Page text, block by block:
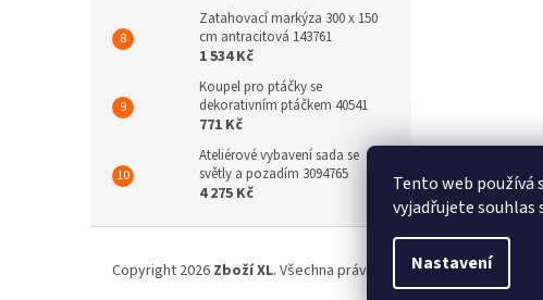
Tento web používá
vyjadřujete souhlas
Nastavení
Zatahovací markýza 300 x 150
cm antracitová 143761
1 534 Kč
Koupel pro ptáčky se
dekorativním ptáčkem 40541
771 Kč
Ateliérové vybavení sada se
světly a pozadím 3094765
4 275 Kč
Copyright 2026 Zboží XL. Všechna práva vyhrazena.